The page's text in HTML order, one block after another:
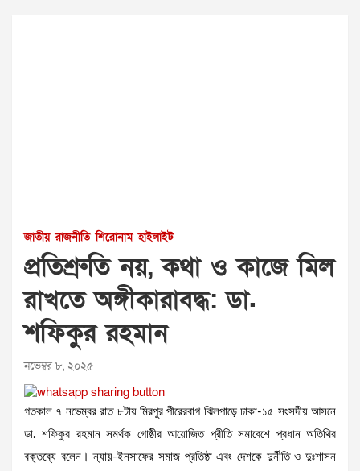
জাতীয় রাজনীতি শিরোনাম হাইলাইট
প্রতিশ্রুতি নয়, কথা ও কাজে মিল
রাখতে অঙ্গীকারাবদ্ধ: ডা.
শফিকুর রহমান
নভেম্বর ৮, ২০২৫
গতকাল ৭ নভেম্বর রাত ৮টায় মিরপুর পীরেরবাগ ঝিলপাড়ে ঢাকা-১৫ সংসদীয় আসনে
ডা. শফিকুর রহমান সমর্থক গোষ্ঠীর আয়োজিত প্রীতি সমাবেশে প্রধান অতিথির
বক্তব্যে বলেন। ন্যায়-ইনসাফের সমাজ প্রতিষ্ঠা এবং দেশকে দুর্নীতি ও দুঃশাসন